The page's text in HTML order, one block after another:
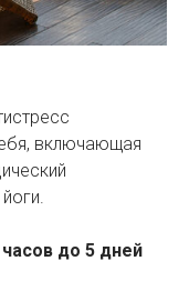
включающая
до 5 дней